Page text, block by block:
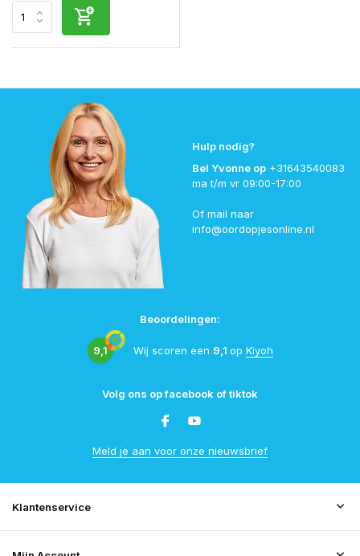
Hulp nodig?
Bel Yvonne op +31643540083
ma t/m vr 09:00-17:00
Of mail naar
info@oordopjesonline.nl
Beoordelingen:
9,1 Wij scoren een 9,1 op Kiyoh
Volg ons op facebook of tiktok
Meld je aan voor onze nieuwsbrief
Klantenservice